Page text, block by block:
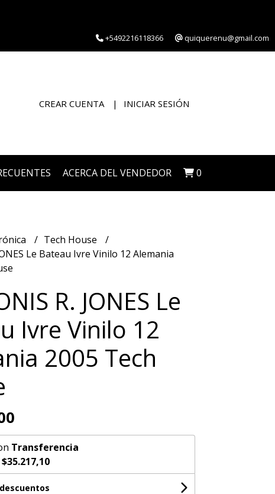
+5492216118366 quiquerenu@gmail.com
CREAR CUENTA INICIAR SESIÓN
ACERCA DEL VENDEDOR 0
Tech House
Le Bateau Ivre Vinilo 12 Alemania
R. JONES Le
Ivre Vinilo 12
2005 Tech
Transferencia
$35.217,10